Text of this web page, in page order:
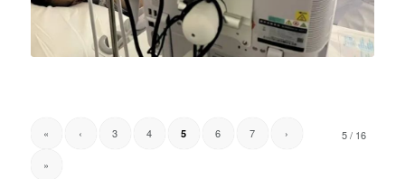
5 / 16
« ‹ 3 4 5 6 7 ›
»